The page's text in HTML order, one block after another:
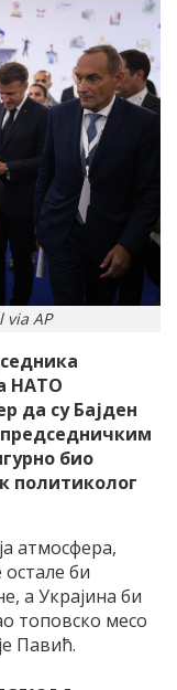
AP
НАТО
да су Бајден
био
политиколог
атмосфера,
би
а Украјина би
топовско месо
Павић.